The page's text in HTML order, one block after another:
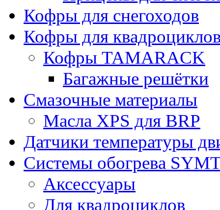
Кофры для снегоходов
Кофры для
Кофры TAMARACK
Багажные решётки
Смазочные материалы
Масла XPS для BRP
Датчики температуры
Системы обогрева
Аксессуары
Для квадроциклов